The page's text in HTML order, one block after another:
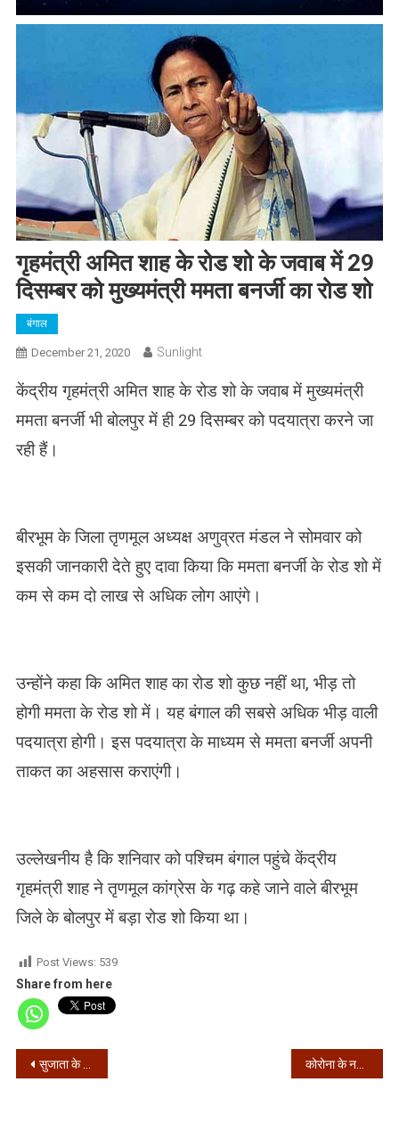
गृहमंत्री अमित शाह के रोड शो के जवाब में 29
दिसम्बर को मुख्यमंत्री ममता बनर्जी का रोड शो
बंगाल
December 21, 2020 Sunlight
केंद्रीय गृहमंत्री अमित शाह के रोड शो के जवाब में मुख्यमंत्री
ममता बनर्जी भी बोलपुर में ही 29 दिसम्बर को पदयात्रा करने जा
रही हैं।
बीरभूम के जिला तृणमूल अध्यक्ष अणुव्रत मंडल ने सोमवार को
इसकी जानकारी देते हुए दावा किया कि ममता बनर्जी के रोड शो में
कम से कम दो लाख से अधिक लोग आएंगे।
उन्होंने कहा कि अमित शाह का रोड शो कुछ नहीं था, भीड़ तो
होगी ममता के रोड शो में। यह बंगाल की सबसे अधिक भीड़ वाली
पदयात्रा होगी। इस पदयात्रा के माध्यम से ममता बनर्जी अपनी
ताकत का अहसास कराएंगी।
उल्लेखनीय है कि शनिवार को पश्चिम बंगाल पहुंचे केंद्रीय
गृहमंत्री शाह ने तृणमूल कांग्रेस के गढ़ कहे जाने वाले बीरभूम
जिले के बोलपुर में बड़ा रोड शो किया था।
Post Views: 539
Share from here
Post
सुजाता के तृणमूल कांग्रेस में शामिल होते ही पति-पत्नी में बढ़ा विवाद, सौमित्र भेजेंगे तलाक नोटिस